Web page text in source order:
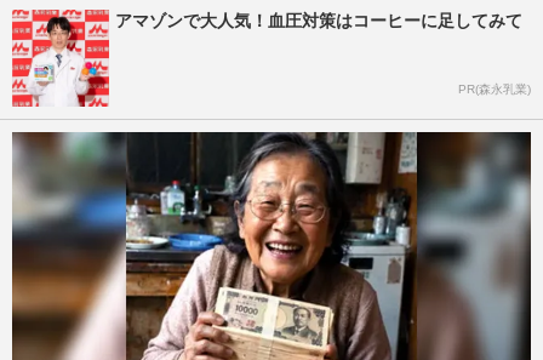
アマゾンで大人気！血圧対策はコーヒーに足してみて
PR(森永乳業)